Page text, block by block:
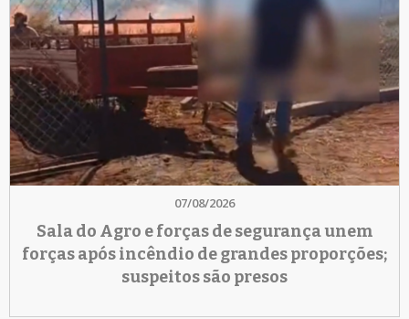
07/08/2026
Sala do Agro e forças de segurança unem
forças após incêndio de grandes proporções;
suspeitos são presos